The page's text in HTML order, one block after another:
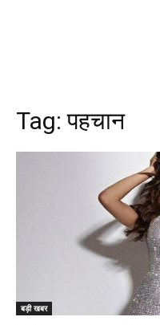
Tag:पहचान
बड़ी खबर